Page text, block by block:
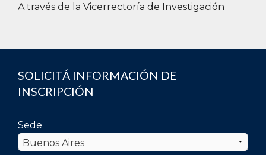
A través de la Vicerrectoría de Investigación
SOLICITÁ INFORMACIÓN DE
INSCRIPCIÓN
Sede